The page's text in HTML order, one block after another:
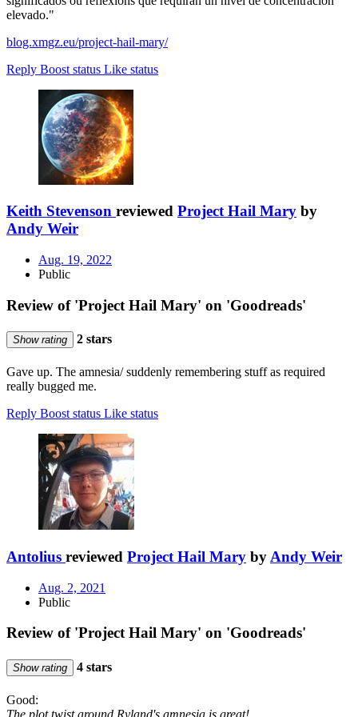
elevado."
blog.xmgz.eu/project-hail-mary/
Reply Boost status Like status
Keith Stevenson reviewed Project Hail Mary by
Andy Weir
Aug. 19, 2022
Public
Review of 'Project Hail Mary' on 'Goodreads'
Show rating 2 stars
Gave up. The amnesia/ suddenly remembering stuff as required
really bugged me.
Reply Boost status Like status
Antolius reviewed Project Hail Mary by Andy Weir
Aug. 2, 2021
Public
Review of 'Project Hail Mary' on 'Goodreads'
Show rating 4 stars
Good:
The plot twist around Ryland's amnesia is great!